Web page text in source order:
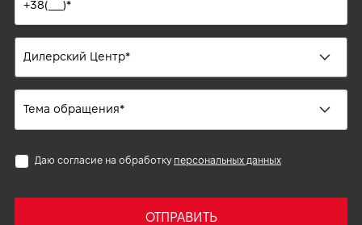
Даю согласие на обработку персональных данных
ОТПРАВИТЬ